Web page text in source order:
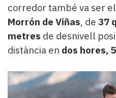
corredor també va ser
Morrón de Viñas, de 37
metres de desnivell
distància en dos hores,